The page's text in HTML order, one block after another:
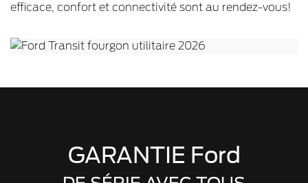
efficace, confort et connectivité sont au rendez-vous!
GARANTIE Ford